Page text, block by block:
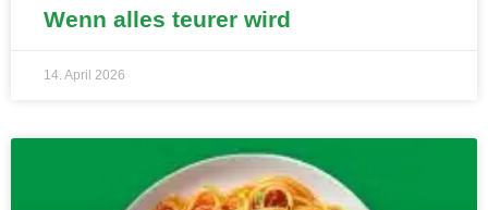
Wenn alles teurer wird
14. April 2026